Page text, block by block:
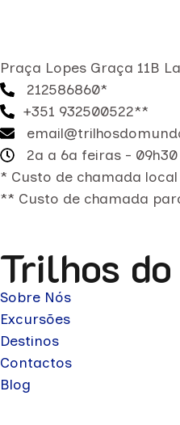
Praça Lopes Graça 11B
212586860*
+351 932500522**
2a a 6a feiras -
* Custo de chamada
** Custo de chamada
Trilhos
Sobre Nós
Excursões
Destinos
Contactos
Blog